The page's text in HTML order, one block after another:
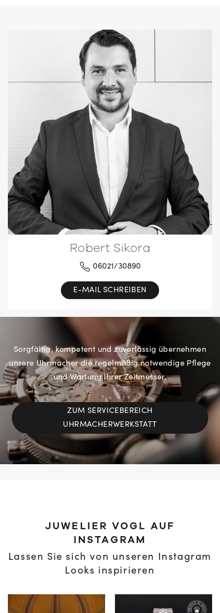
Robert Sikora
06021/30890
E-MAIL SCHREIBEN
Sorgfältig, kompetent und zuverlässig übernehmen
unsere Uhrmacher die regelmäßig notwendige Pflege
und Wartung Ihrer Zeitmesser.
ZUM SERVICEBEREICH
UHRMACHERWERKSTATT
JUWELIER VOGL AUF
INSTAGRAM
Lassen Sie sich von unseren Instagram
Looks inspirieren